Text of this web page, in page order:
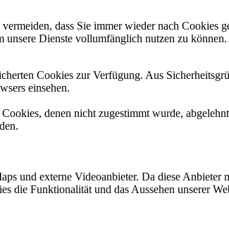
dass Sie immer wieder nach
Dienste vollumfänglich nutzen zu
Cookies zur Verfügung. Aus
einsehen.
denen nicht zugestimmt wurde,
und externe Videoanbieter. Da diese
die Funktionalität und das Aussehen unserer